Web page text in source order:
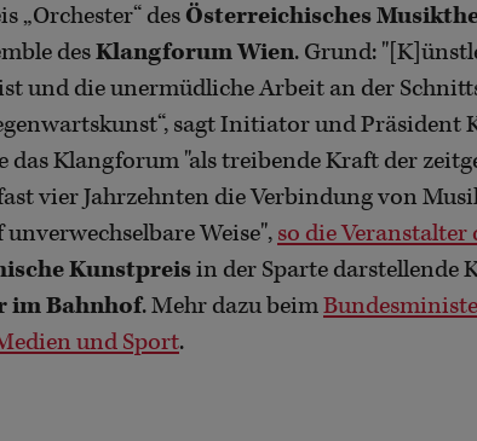
„Orchester“ desÖsterreichisches
desKlangforum Wien. Grund:
und die unermüdliche Arbeit an der
sagt Initiator und Präsident
das Klangforum "als treibende Kraft der
vier Jahrzehnten die Verbindung von
Weise", so die Veranstalter
Kunstpreisin der Sparte darstellende
im Bahnhof. Mehr dazu beim
und Sport.